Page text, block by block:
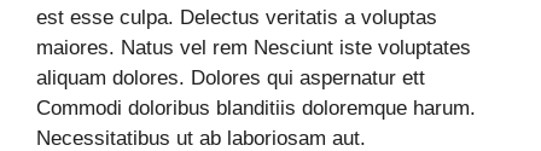
est esse culpa. Delectus veritatis a voluptas
maiores. Natus vel rem Nesciunt iste voluptates
aliquam dolores. Dolores qui aspernatur ett
Commodi doloribus blanditiis doloremque harum.
Necessitatibus ut ab laboriosam aut.